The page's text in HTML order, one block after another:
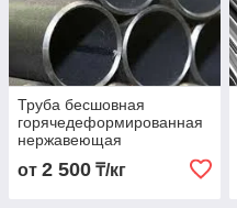
Труба бесшовная
горячедеформированная
нержавеющая
76х4,0х6000 Марка
10Х17Н13М2Т
от 2 500 ₸/кг